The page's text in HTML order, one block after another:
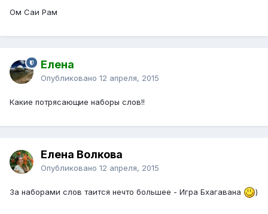
Ом Саи Рам
Елена
Опубликовано 12 апреля, 2015
Какие потрясающие наборы слов!!
Елена Волкова
Опубликовано 12 апреля, 2015
За наборами слов таится нечто большее - Игра Бхагавана )